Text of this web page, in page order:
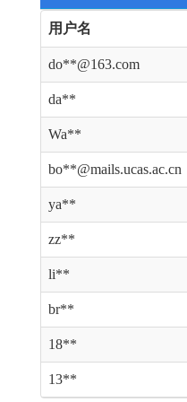
用户名
do**@163.com
da**
Wa**
bo**@mails.ucas.ac.cn
ya**
zz**
li**
br**
18**
13**